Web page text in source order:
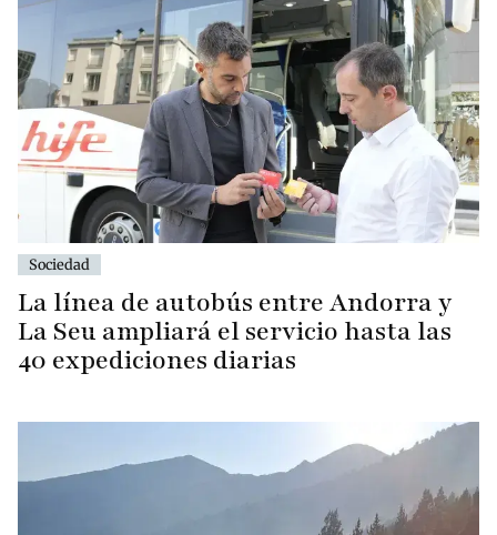
Sociedad
La línea de autobús entre Andorra y
La Seu ampliará el servicio hasta las
40 expediciones diarias